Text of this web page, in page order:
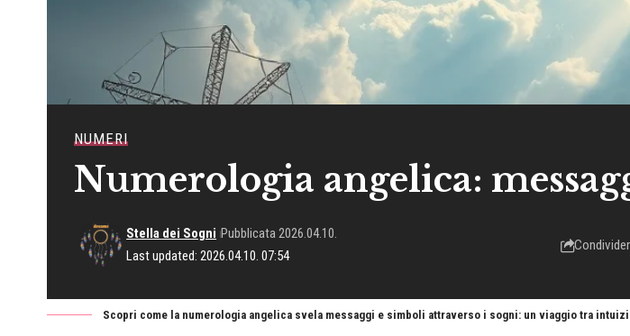
NUMERI
Numerologia angelica:
Last updated: 2026.04.10. 07:54
Stella dei Sogni Pubblicata 2026.04.10.
Scopri come la numerologia angelica svela messaggi e simboli attraverso i sogni: un viaggio tra